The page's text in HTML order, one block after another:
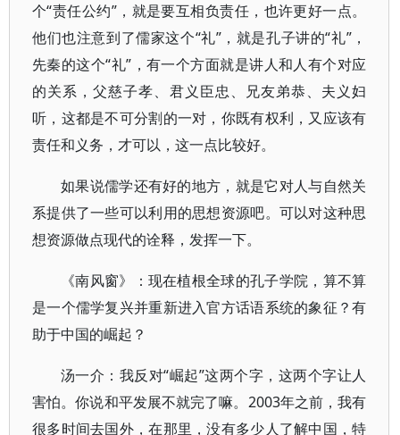
个“责任公约”，就是要互相负责任，也许更好一点。
他们也注意到了儒家这个“礼”，就是孔子讲的“礼”，
先秦的这个“礼”，有一个方面就是讲人和人有个对应
的关系，父慈子孝、君义臣忠、兄友弟恭、夫义妇
听，这都是不可分割的一对，你既有权利，又应该有
责任和义务，才可以，这一点比较好。
如果说儒学还有好的地方，就是它对人与自然关
系提供了一些可以利用的思想资源吧。可以对这种思
想资源做点现代的诠释，发挥一下。
《南风窗》：现在植根全球的孔子学院，算不算
是一个儒学复兴并重新进入官方话语系统的象征？有
助于中国的崛起？
汤一介：我反对“崛起”这两个字，这两个字让人
害怕。你说和平发展不就完了嘛。2003年之前，我有
很多时间去国外，在那里，没有多少人了解中国，特